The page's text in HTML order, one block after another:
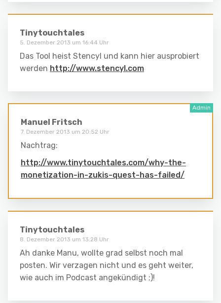
Tinytouchtales
5. Dezember 2013 um 16:44 Uhr
Das Tool heist Stencyl und kann hier ausprobiert
werden http://www.stencyl.com
Manuel Fritsch
7. Dezember 2013 um 20:52 Uhr
Nachtrag:
http://www.tinytouchtales.com/why-the-
monetization-in-zukis-quest-has-failed/
Tinytouchtales
8. Dezember 2013 um 13:28 Uhr
Ah danke Manu, wollte grad selbst noch mal
posten. Wir verzagen nicht und es geht weiter,
wie auch im Podcast angekündigt ;)!